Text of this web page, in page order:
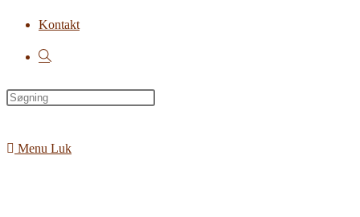
Kontakt
Toggle
website
Menu Luk